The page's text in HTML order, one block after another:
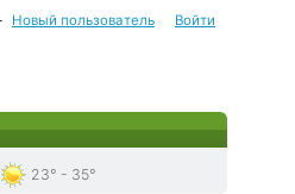
Новый пользователь Войти
23° - 35°